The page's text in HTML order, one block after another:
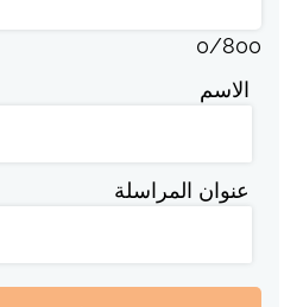
0/800
الاسم
عنوان المراسلة